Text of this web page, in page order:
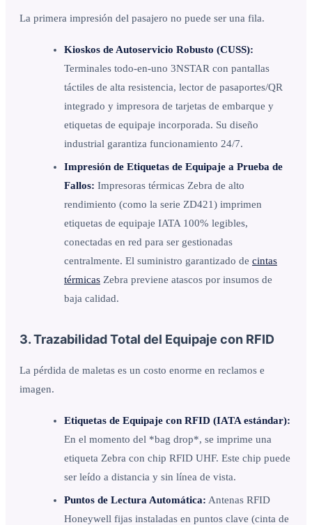
La primera impresión del pasajero no puede ser una fila.
Kioskos de Autoservicio Robusto (CUSS):
Terminales todo-en-uno 3NSTAR con pantallas
táctiles de alta resistencia, lector de pasaportes/QR
integrado y impresora de tarjetas de embarque y
etiquetas de equipaje incorporada. Su diseño
industrial garantiza funcionamiento 24/7.
Impresión de Etiquetas de Equipaje a Prueba de
Fallos: Impresoras térmicas Zebra de alto
rendimiento (como la serie ZD421) imprimen
etiquetas de equipaje IATA 100% legibles,
conectadas en red para ser gestionadas
centralmente. El suministro garantizado de cintas
térmicas Zebra previene atascos por insumos de
baja calidad.
3. Trazabilidad Total del Equipaje con RFID
La pérdida de maletas es un costo enorme en reclamos e
imagen.
Etiquetas de Equipaje con RFID (IATA estándar):
En el momento del *bag drop*, se imprime una
etiqueta Zebra con chip RFID UHF. Este chip puede
ser leído a distancia y sin línea de vista.
Puntos de Lectura Automática: Antenas RFID
Honeywell fijas instaladas en puntos clave (cinta de